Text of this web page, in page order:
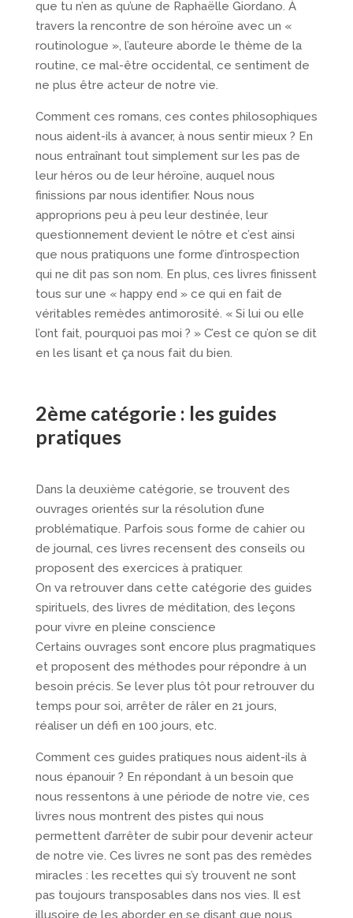
que tu n’en as qu’une de Raphaëlle Giordano. À
travers la rencontre de son héroïne avec un «
routinologue », l’auteure aborde le thème de la
routine, ce mal-être occidental, ce sentiment de
ne plus être acteur de notre vie.
Comment ces romans, ces contes philosophiques
nous aident-ils à avancer, à nous sentir mieux ? En
nous entraînant tout simplement sur les pas de
leur héros ou de leur héroïne, auquel nous
finissions par nous identifier. Nous nous
approprions peu à peu leur destinée, leur
questionnement devient le nôtre et c’est ainsi
que nous pratiquons une forme d’introspection
qui ne dit pas son nom. En plus, ces livres finissent
tous sur une « happy end » ce qui en fait de
véritables remèdes antimorosité. « Si lui ou elle
l’ont fait, pourquoi pas moi ? » C’est ce qu’on se dit
en les lisant et ça nous fait du bien.
2ème catégorie : les guides
pratiques
Dans la deuxième catégorie, se trouvent des
ouvrages orientés sur la résolution d’une
problématique. Parfois sous forme de cahier ou
de journal, ces livres recensent des conseils ou
proposent des exercices à pratiquer.
On va retrouver dans cette catégorie des guides
spirituels, des livres de méditation, des leçons
pour vivre en pleine conscience
Certains ouvrages sont encore plus pragmatiques
et proposent des méthodes pour répondre à un
besoin précis. Se lever plus tôt pour retrouver du
temps pour soi, arrêter de râler en 21 jours,
réaliser un défi en 100 jours, etc.
Comment ces guides pratiques nous aident-ils à
nous épanouir ? En répondant à un besoin que
nous ressentons à une période de notre vie, ces
livres nous montrent des pistes qui nous
permettent d’arrêter de subir pour devenir acteur
de notre vie. Ces livres ne sont pas des remèdes
miracles : les recettes qui s’y trouvent ne sont
pas toujours transposables dans nos vies. Il est
illusoire de les aborder en se disant que nous